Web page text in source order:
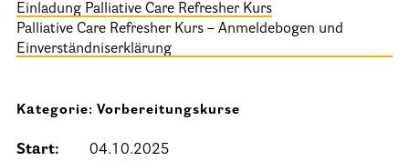
Kontakt
Einladung Palliative Care Refresher Kurs
Palliative Care Refresher Kurs – Anmeldebogen und
Einverständniserklärung
Kategorie: Vorbereitungskurse
Start:
04.10.2025